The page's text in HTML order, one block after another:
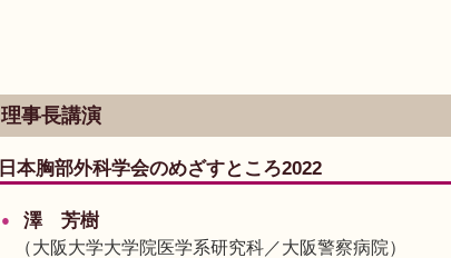
理事長講演
日本胸部外科学会のめざすところ2022
澤 芳樹
（大阪大学大学院医学系研究科／大阪警察病院）